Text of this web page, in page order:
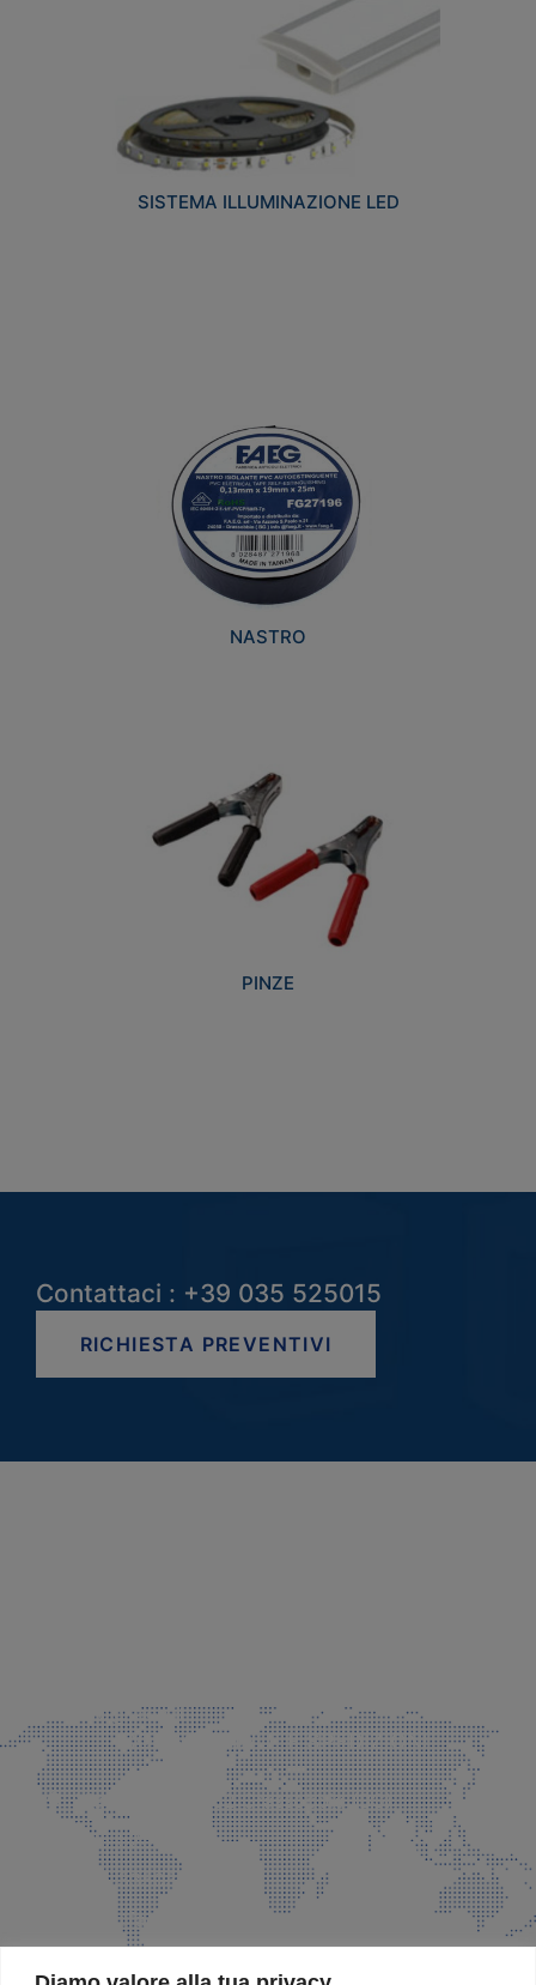
SISTEMA ILLUMINAZIONE LED
NASTRO
PINZE
Contattaci : +39 035 525015
RICHIESTA PREVENTIVI
info@faeg.it
COMMERCIALE E SPEDIZIONI
Via Padre Elzi, 32 Grassobbio (BG)
035 525015
035 335037
info@faeg.it
SITE MAP